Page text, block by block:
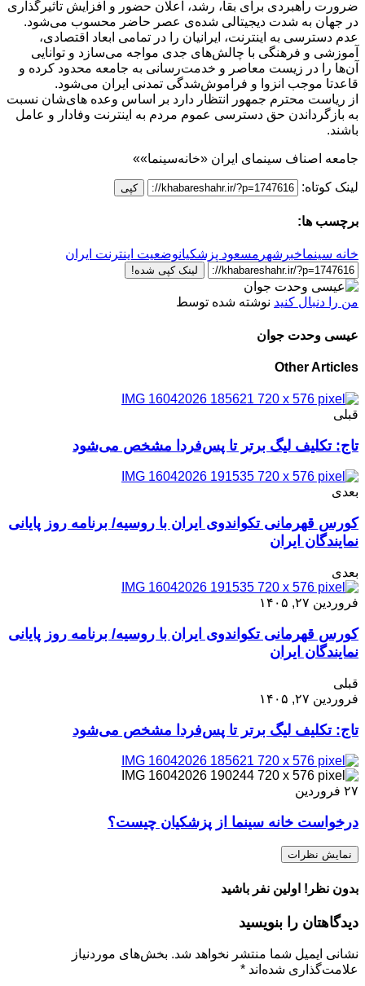
ضرورت راهبردی برای بقا، رشد، اعلان حضور و افزایش تأثیرگذاری
در جهان به شدت دیجیتالی شده‌ی عصر حاضر محسوب می‌شود.
عدم دسترسی به اینترنت، ایرانیان را در تمامی ابعاد اقتصادی،
آموزشی و فرهنگی با چالش‌های جدی مواجه می‌سازد و توانایی
آن‌ها را در زیست معاصر و خدمت‌رسانی به جامعه محدود کرده و
قاعدتا موجب انزوا و فراموش‌شدگی تمدنی ایران می‌شود.
از ریاست محترم جمهور انتظار دارد بر اساس وعده های‌شان نسبت
به بازگرداندن حق دسترسی عموم مردم به اینترنت وفادار و عامل
باشند.
جامعه اصناف سینمای ایران «خانه‌سینما»»
لینک کوتاه: کپی
برچسب ها:
خانه سینماخبرشهر مسعود پزشکیانوضعیت اینترنت ایران
لینک کپی شده!
من را دنبال کنید نوشته شده توسط
عیسی وحدت جوان
Other Articles
قبلی
تاج: تکلیف لیگ برتر تا پس‌فردا مشخص می‌شود
بعدی
کورس قهرمانی تکواندوی ایران با روسیه/ برنامه روز پایانی
نمایندگان ایران
بعدی
فروردین ۲۷, ۱۴۰۵
کورس قهرمانی تکواندوی ایران با روسیه/ برنامه روز پایانی
نمایندگان ایران
قبلی
فروردین ۲۷, ۱۴۰۵
تاج: تکلیف لیگ برتر تا پس‌فردا مشخص می‌شود
۲۷ فروردین
درخواست خانه سینما از پزشکیان چیست؟
نمایش نظرات
بدون نظر! اولین نفر باشید
دیدگاهتان را بنویسید
نشانی ایمیل شما منتشر نخواهد شد. بخش‌های موردنیاز
علامت‌گذاری شده‌اند *